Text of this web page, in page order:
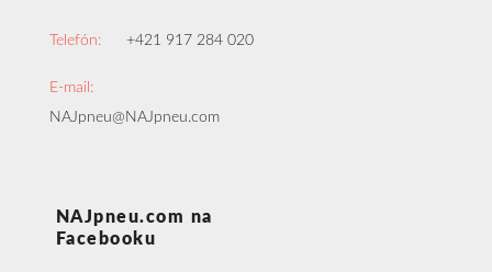
Telefón: +421 917 284 020
E-mail:
NAJpneu@NAJpneu.com
NAJpneu.com na
Facebooku